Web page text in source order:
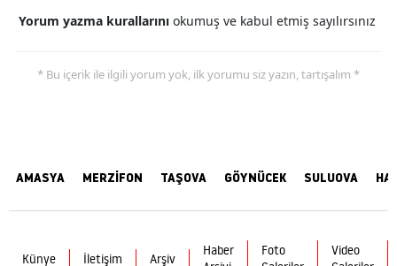
Yorum yazma kurallarını okumuş ve kabul etmiş sayılırsınız
* Bu içerik ile ilgili yorum yok, ilk yorumu siz yazın, tartışalım *
AMASYA MERZİFON TAŞOVA GÖYNÜCEK SULUOVA
Künye İletişim Arşiv
Haber
Foto
Video